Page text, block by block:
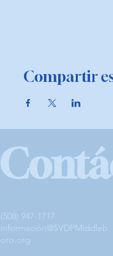
Compartir
(508) 947-1717
información@SVDPMiddleb
oro.org